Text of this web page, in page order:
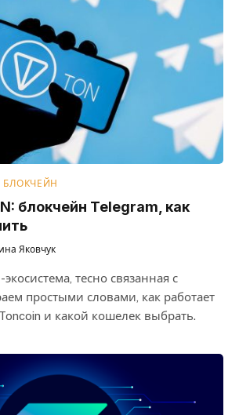
блокчейн Telegram, как
Яковчук
тесно связанная с
простыми словами, как работает
и какой кошелек выбрать.